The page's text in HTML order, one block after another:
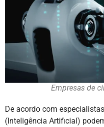
Empresas de
De acordo com
(Inteligência Artificial)